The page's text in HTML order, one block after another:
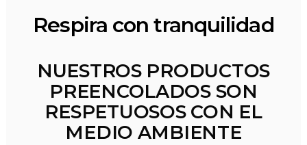
Respira con tranquilidad
NUESTROS PRODUCTOS
PREENCOLADOS SON
RESPETUOSOS CON EL
MEDIO AMBIENTE